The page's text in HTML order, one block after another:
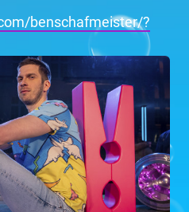
benschafmeister/?